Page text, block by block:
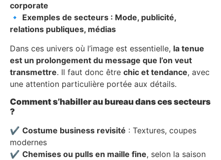
corporate
🔹 Exemples de secteurs : Mode, publicité,
relations publiques, médias
Dans ces univers où l’image est essentielle, la tenue
est un prolongement du message que l’on veut
transmettre. Il faut donc être chic et tendance, avec
une attention particulière portée aux détails.
Comment s’habiller au bureau dans ces secteurs
?
✔ Costume business revisité : Textures, coupes
modernes
✔ Chemises ou pulls en maille fine, selon la saison